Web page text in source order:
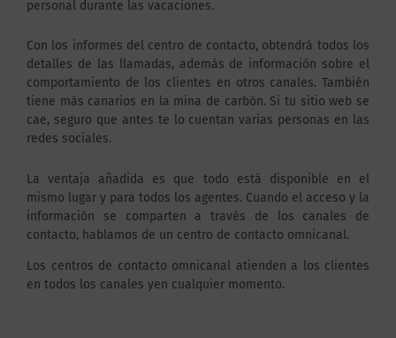
personal durante las vacaciones.
Con los informes del centro de contacto, obtendrá todos los
detalles de las llamadas, además de información sobre el
comportamiento de los clientes en otros canales. También
tiene más canarios en la mina de carbón. Si tu sitio web se
cae, seguro que antes te lo cuentan varias personas en las
redes sociales.
La ventaja añadida es que todo está disponible en el
mismo lugar y para todos los agentes. Cuando el acceso y la
información se comparten a través de los canales de
contacto, hablamos de un centro de contacto omnicanal.
Los centros de contacto omnicanal atienden a los clientes
en todos los canales yen cualquier momento.